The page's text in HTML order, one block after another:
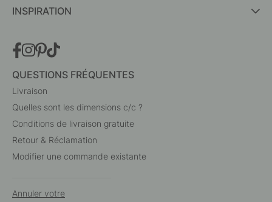
INSPIRATION
QUESTIONS FRÉQUENTES
Livraison
Quelles sont les dimensions c/c ?
Conditions de livraison gratuite
Retour & Réclamation
Modifier une commande existante
Annuler votre